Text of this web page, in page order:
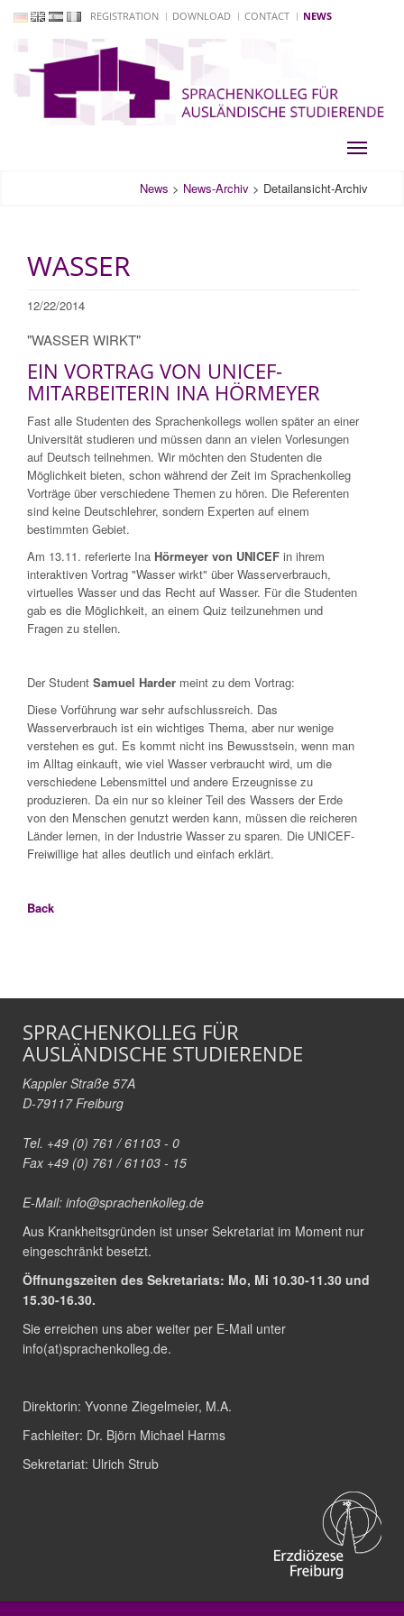
REGISTRATION DOWNLOAD CONTACT NEWS
Toggle
News > News-Archiv > Detailansicht-Archiv
WASSER
12/22/2014
"WASSER WIRKT"
EIN VORTRAG VON UNICEF-
MITARBEITERIN INA HÖRMEYER
Fast alle Studenten des Sprachenkollegs wollen später an einer
Universität studieren und müssen dann an vielen Vorlesungen
auf Deutsch teilnehmen. Wir möchten den Studenten die
Möglichkeit bieten, schon während der Zeit im Sprachenkolleg
Vorträge über verschiedene Themen zu hören. Die Referenten
sind keine Deutschlehrer, sondern Experten auf einem
bestimmten Gebiet.
Am 13.11. referierte Ina Hörmeyer von UNICEF in ihrem
interaktiven Vortrag "Wasser wirkt" über Wasserverbrauch,
virtuelles Wasser und das Recht auf Wasser. Für die Studenten
gab es die Möglichkeit, an einem Quiz teilzunehmen und
Fragen zu stellen.
Der Student Samuel Harder meint zu dem Vortrag:
Diese Vorführung war sehr aufschlussreich. Das
Wasserverbrauch ist ein wichtiges Thema, aber nur wenige
verstehen es gut. Es kommt nicht ins Bewusstsein, wenn man
im Alltag einkauft, wie viel Wasser verbraucht wird, um die
verschiedene Lebensmittel und andere Erzeugnisse zu
produzieren. Da ein nur so kleiner Teil des Wassers der Erde
von den Menschen genutzt werden kann, müssen die reicheren
Länder lernen, in der Industrie Wasser zu sparen. Die UNICEF-
Freiwillige hat alles deutlich und einfach erklärt.
Back
SPRACHENKOLLEG FÜR
AUSLÄNDISCHE STUDIERENDE
Kappler Straße 57A
D-79117 Freiburg
Tel. +49 (0) 761 / 61103 - 0
Fax +49 (0) 761 / 61103 - 15
E-Mail: info@sprachenkolleg.de
Aus Krankheitsgründen ist unser Sekretariat im Moment nur
eingeschränkt besetzt.
Öffnungszeiten des Sekretariats: Mo, Mi 10.30-11.30 und
15.30-16.30.
Sie erreichen uns aber weiter per E-Mail unter
info(at)sprachenkolleg.de.
Direktorin: Yvonne Ziegelmeier, M.A.
Fachleiter: Dr. Björn Michael Harms
Sekretariat: Ulrich Strub